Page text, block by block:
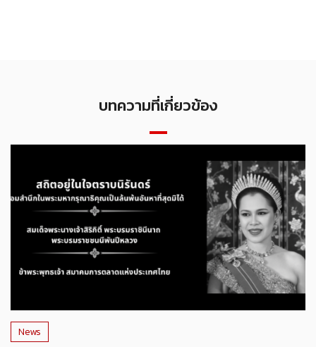
บทความที่เกี่ยวข้อง
News